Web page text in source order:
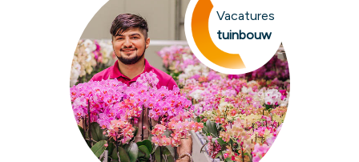
Vacatures
tuinbouw